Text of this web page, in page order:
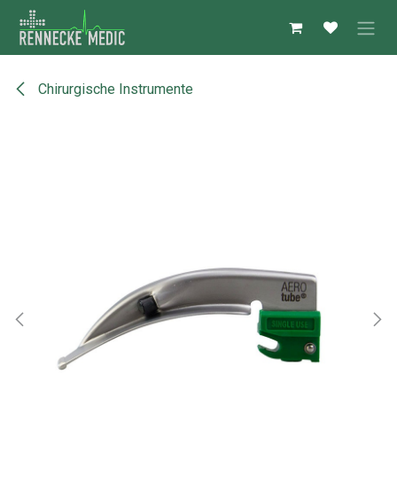
Zum Inhalt springen
Chirurgische Instrumente